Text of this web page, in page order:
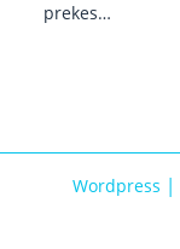
prekes…
Wordpress |